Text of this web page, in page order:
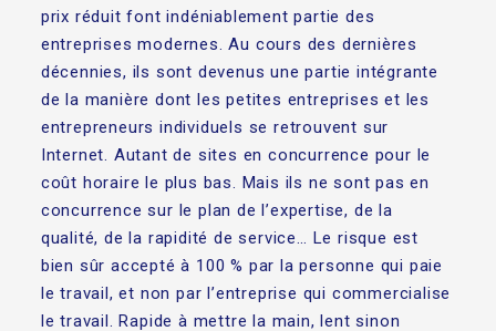
prix réduit font indéniablement partie des
entreprises modernes. Au cours des dernières
décennies, ils sont devenus une partie intégrante
de la manière dont les petites entreprises et les
entrepreneurs individuels se retrouvent sur
Internet. Autant de sites en concurrence pour le
coût horaire le plus bas. Mais ils ne sont pas en
concurrence sur le plan de l’expertise, de la
qualité, de la rapidité de service… Le risque est
bien sûr accepté à 100 % par la personne qui paie
le travail, et non par l’entreprise qui commercialise
le travail. Rapide à mettre la main, lent sinon